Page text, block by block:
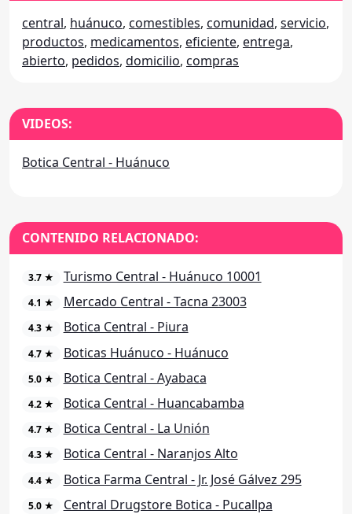
central, huánuco, comestibles, comunidad, servicio,
productos, medicamentos, eficiente, entrega,
abierto, pedidos, domicilio, compras
VIDEOS:
Botica Central - Huánuco
CONTENIDO RELACIONADO:
3.7 ★ Turismo Central - Huánuco 10001
4.1 ★ Mercado Central - Tacna 23003
4.3 ★ Botica Central - Piura
4.7 ★ Boticas Huánuco - Huánuco
5.0 ★ Botica Central - Ayabaca
4.2 ★ Botica Central - Huancabamba
4.7 ★ Botica Central - La Unión
4.3 ★ Botica Central - Naranjos Alto
4.4 ★ Botica Farma Central - Jr. José Gálvez 295
5.0 ★ Central Drugstore Botica - Pucallpa